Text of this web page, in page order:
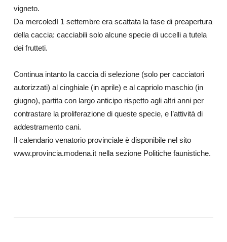
vigneto.
Da mercoledì 1 settembre era scattata la fase di preapertura
della caccia: cacciabili solo alcune specie di uccelli a tutela
dei frutteti.
Continua intanto la caccia di selezione (solo per cacciatori
autorizzati) al cinghiale (in aprile) e al capriolo maschio (in
giugno), partita con largo anticipo rispetto agli altri anni per
contrastare la proliferazione di queste specie, e l’attività di
addestramento cani.
Il calendario venatorio provinciale è disponibile nel sito
www.provincia.modena.it nella sezione Politiche faunistiche.